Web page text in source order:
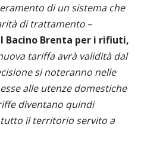
di un sistema che
di trattamento –
Bacino Brenta per i rifiuti,
tariffa avrà validità dal
si noteranno nelle
alle utenze domestiche
diventano quindi
il territorio servito a